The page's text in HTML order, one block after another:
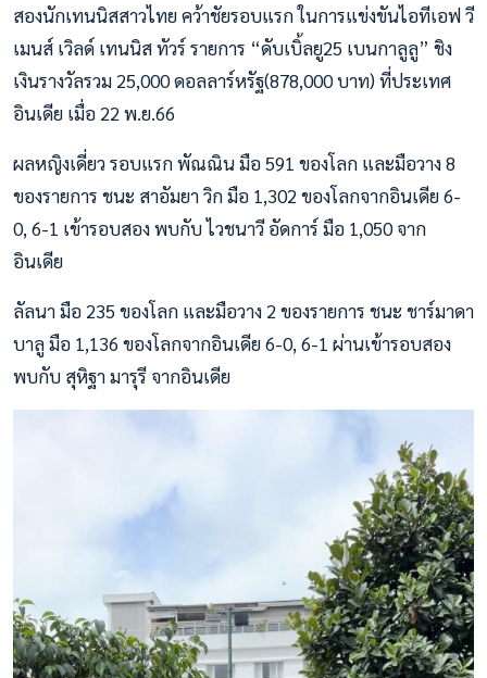
สองนักเทนนิสสาวไทย คว้าชัยรอบแรก ในการแข่งขันไอทีเอฟ วี
เมนส์ เวิลด์ เทนนิส ทัวร์ รายการ “ดับเบิ้ลยู25 เบนกาลูลู” ชิง
เงินรางวัลรวม 25,000 ดอลลาร์หรัฐ(878,000 บาท) ที่ประเทศ
อินเดีย เมื่อ 22 พ.ย.66
ผลหญิงเดี่ยว รอบแรก พัณณิน มือ 591 ของโลก และมือวาง 8
ของรายการ ชนะ สาอัมยา วิก มือ 1,302 ของโลกจากอินเดีย 6-
0, 6-1 เข้ารอบสอง พบกับ ไวชนาวี อัดการ์ มือ 1,050 จาก
อินเดีย
ลัลนา มือ 235 ของโลก และมือวาง 2 ของรายการ ชนะ ชาร์มาดา
บาลู มือ 1,136 ของโลกจากอินเดีย 6-0, 6-1 ผ่านเข้ารอบสอง
พบกับ สุหิฐา มารุรี จากอินเดีย